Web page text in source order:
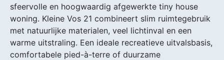
sfeervolle en hoogwaardig afgewerkte tiny house
woning. Kleine Vos 21 combineert slim ruimtegebruik
met natuurlijke materialen, veel lichtinval en een
warme uitstraling. Een ideale recreatieve uitvalsbasis,
comfortabele pied-à-terre of duurzame